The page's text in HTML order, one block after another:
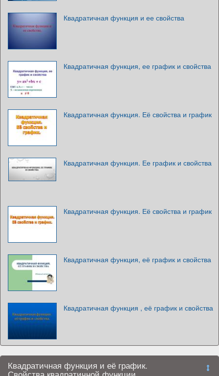
Квадратичная функция и ее свойства
Квадратичная функция, ее график и свойства
Квадратичная функция. Её свойства и график
Квадратичная функция. Ее график и свойства
Квадратичная функция. Её свойства и график
Квадратичная функция, её график и свойства
Квадратичная функция , её график и свойства
Квадратичная функция и её график.